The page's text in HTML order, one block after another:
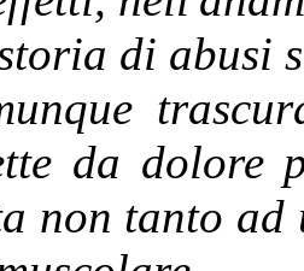
di abusi
da dolore
non tanto